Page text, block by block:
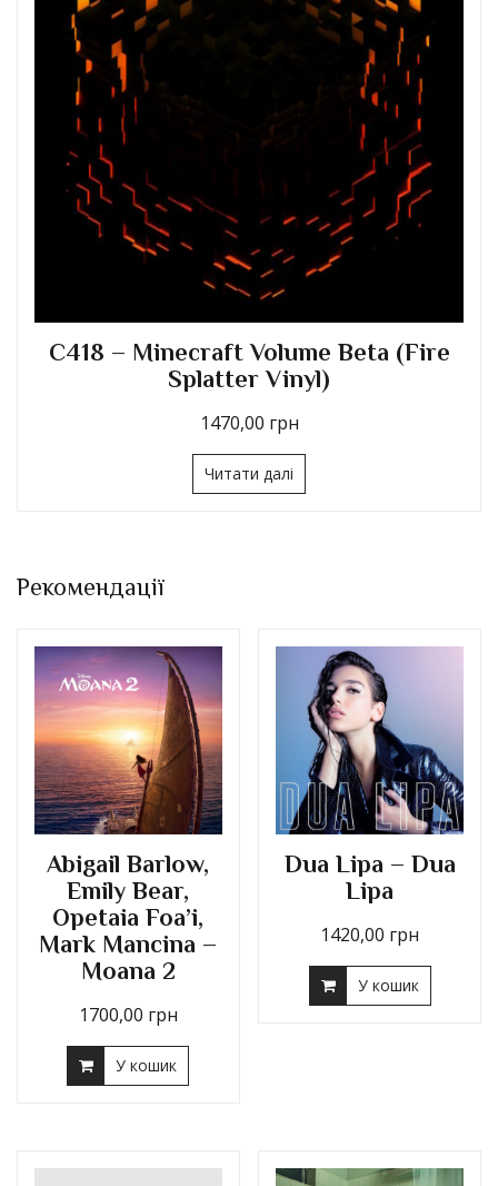
C418 – Minecraft Volume Beta (Fire
Splatter Vinyl)
1470,00 грн
Читати далі
Рекомендації
Abigail Barlow,
Emily Bear,
Opetaia Foa’i,
Mark Mancina –
Moana 2
1700,00 грн
У кошик
Dua Lipa – Dua
Lipa
1420,00 грн
У кошик